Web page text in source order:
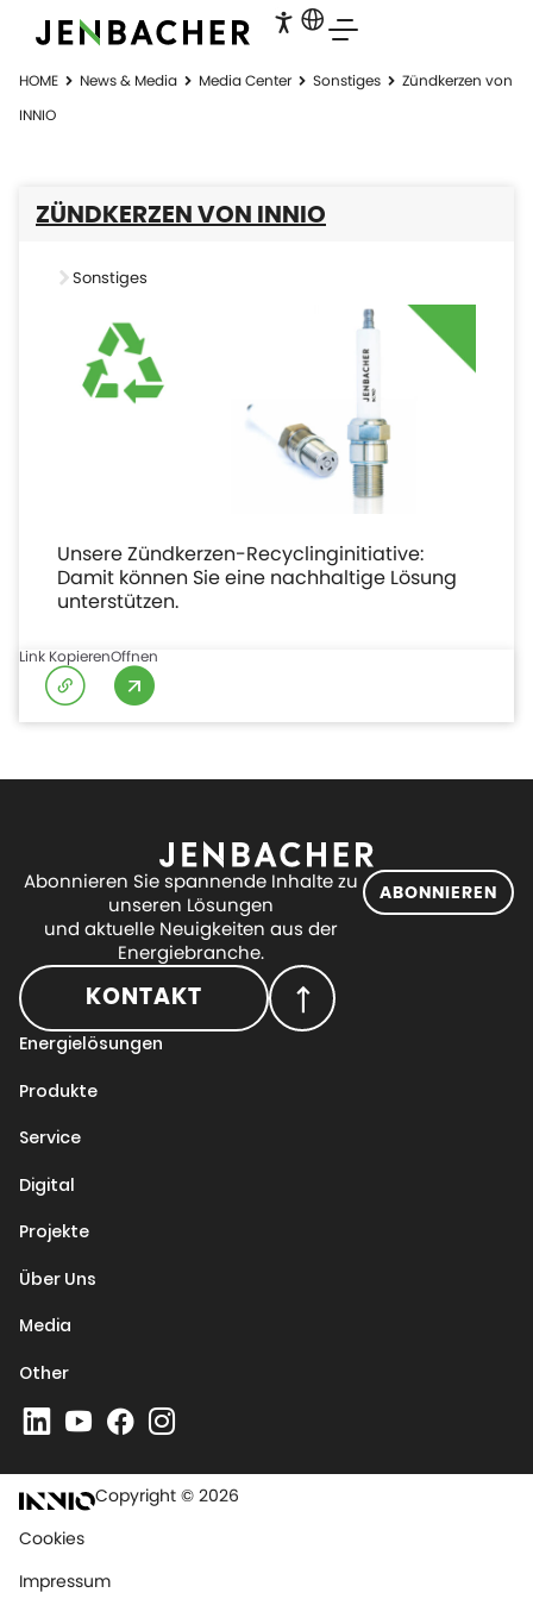
HOME News & Media Media Center Sonstiges
Zündkerzen von
INNIO
ZÜNDKERZEN VON INNIO
Sonstiges
Unsere Zündkerzen-Recyclinginitiative:
Damit können Sie eine nachhaltige Lösung
unterstützen.
Link KopierenOffnen
Abonnieren Sie spannende Inhalte zu
unseren Lösungen
und aktuelle Neuigkeiten aus der
Energiebranche.
ABONNIEREN
KONTAKT
Energielösungen
Produkte
Service
Digital
Projekte
Über Uns
Media
Other
Copyright © 2026
Cookies
Impressum